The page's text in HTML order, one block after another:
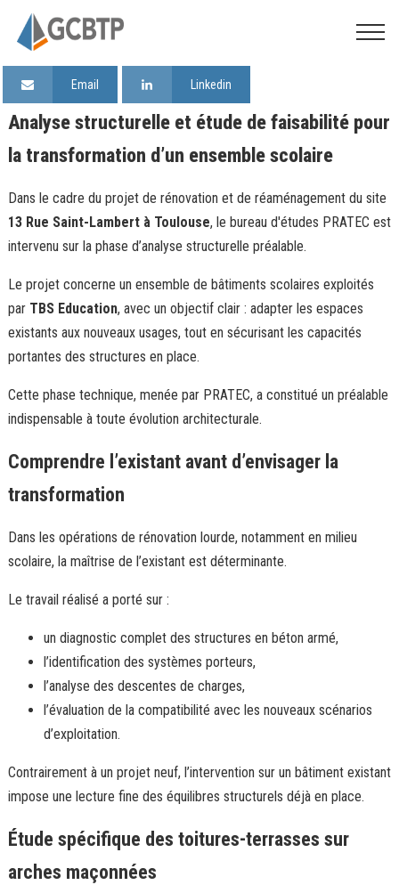
Email Linkedin
Analyse structurelle et étude de faisabilité pour
la transformation d’un ensemble scolaire
Dans le cadre du projet de rénovation et de réaménagement du site
13 Rue Saint-Lambert à Toulouse, le bureau d'études PRATEC est
intervenu sur la phase d’analyse structurelle préalable.
Le projet concerne un ensemble de bâtiments scolaires exploités
par TBS Education, avec un objectif clair : adapter les espaces
existants aux nouveaux usages, tout en sécurisant les capacités
portantes des structures en place.
Cette phase technique, menée par PRATEC, a constitué un préalable
indispensable à toute évolution architecturale.
Comprendre l’existant avant d’envisager la
transformation
Dans les opérations de rénovation lourde, notamment en milieu
scolaire, la maîtrise de l’existant est déterminante.
Le travail réalisé a porté sur :
un diagnostic complet des structures en béton armé,
l’identification des systèmes porteurs,
l’analyse des descentes de charges,
l’évaluation de la compatibilité avec les nouveaux scénarios
d’exploitation.
Contrairement à un projet neuf, l’intervention sur un bâtiment existant
impose une lecture fine des équilibres structurels déjà en place.
Étude spécifique des toitures-terrasses sur
arches maçonnées